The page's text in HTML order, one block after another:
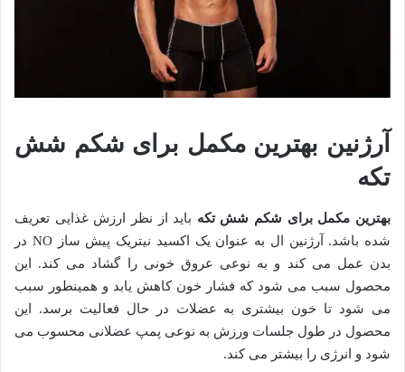
آرژنین بهترین مکمل برای شکم شش
تکه
بهترین مکمل برای شکم شش تکه باید از نظر ارزش غذایی تعریف
شده باشد. آرژنین ال به عنوان یک اکسید نیتریک پیش ساز NO در
بدن عمل می کند و به نوعی عروق خونی را گشاد می کند. این
محصول سبب می شود که فشار خون کاهش یابد و همینطور سبب
می شود تا خون بیشتری به عضلات در حال فعالیت برسد. این
محصول در طول جلسات ورزش به نوعی پمپ عضلانی محسوب می
شود و انرژی را بیشتر می کند.